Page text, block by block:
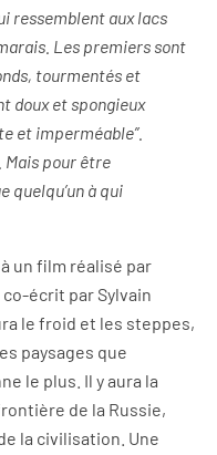
ressemblent aux lacs
Les premiers sont
tourmentés et
doux et spongieux
et imperméable”.
Mais pour être
quelqu’un à qui
un film réalisé par
écrit par Sylvain
le froid et les steppes,
paysages que
le plus. Il y aura la
de la Russie,
la civilisation. Une